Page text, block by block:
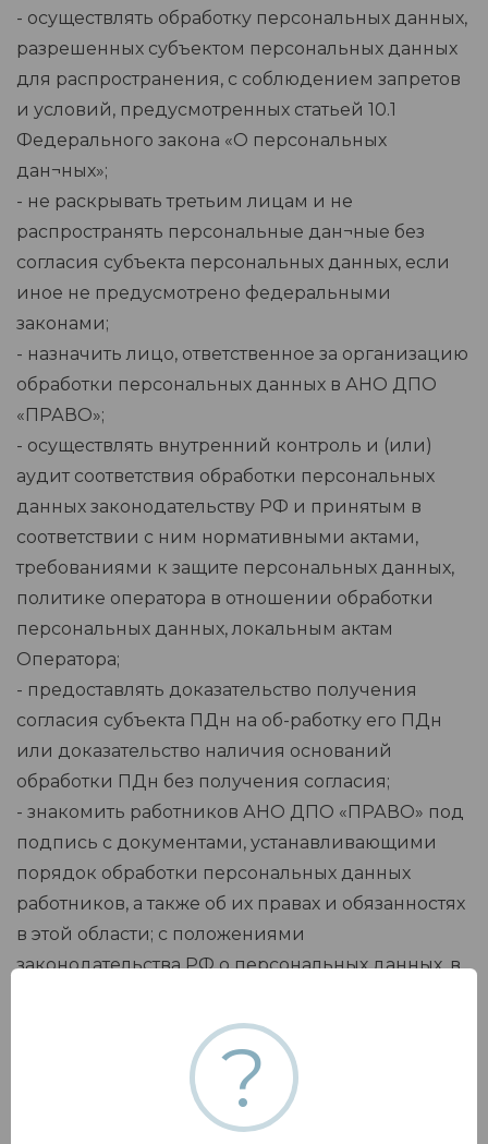
- осуществлять обработку персональных данных,
разрешенных субъектом персональных данных
для распространения, с соблюдением запретов
и условий, предусмотренных статьей 10.1
Федерального закона «О персональных
дан¬ных»;
- не раскрывать третьим лицам и не
распространять персональные дан¬ные без
согласия субъекта персональных данных, если
иное не предусмотрено федеральными
законами;
- назначить лицо, ответственное за организацию
обработки персональных данных в АНО ДПО
«ПРАВО»;
- осуществлять внутренний контроль и (или)
аудит соответствия обработки персональных
данных законодательству РФ и принятым в
соответствии с ним нормативными актами,
требованиями к защите персональных данных,
политике оператора в отношении обработки
персональных данных, локальным актам
Оператора;
- предоставлять доказательство получения
согласия субъекта ПДн на об-работку его ПДн
или доказательство наличия оснований
обработки ПДн без получения согласия;
- знакомить работников АНО ДПО «ПРАВО» под
подпись с документами, устанавливающими
порядок обработки персональных данных
работников, а также об их правах и обязанностях
в этой области; с положениями
законодательства РФ о персональных данных, в
персональных дан¬ных и локальными актами по
вопросам обработки персональных данных;
проводить обучение работников,
непосредственно осуществляющих обработку
?